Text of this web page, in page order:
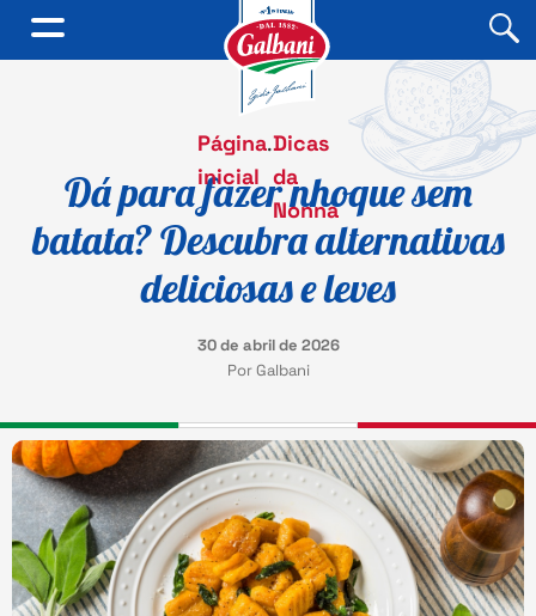
Página
inicial
.Dicas
da
Nonna
Dá para fazer nhoque sem
batata? Descubra alternativas
deliciosas e leves
30 de abril de 2026
Por Galbani